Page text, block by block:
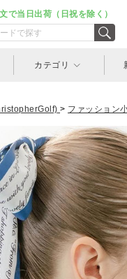
で当日出荷（日祝を除く）
カテゴリ
> ファッション